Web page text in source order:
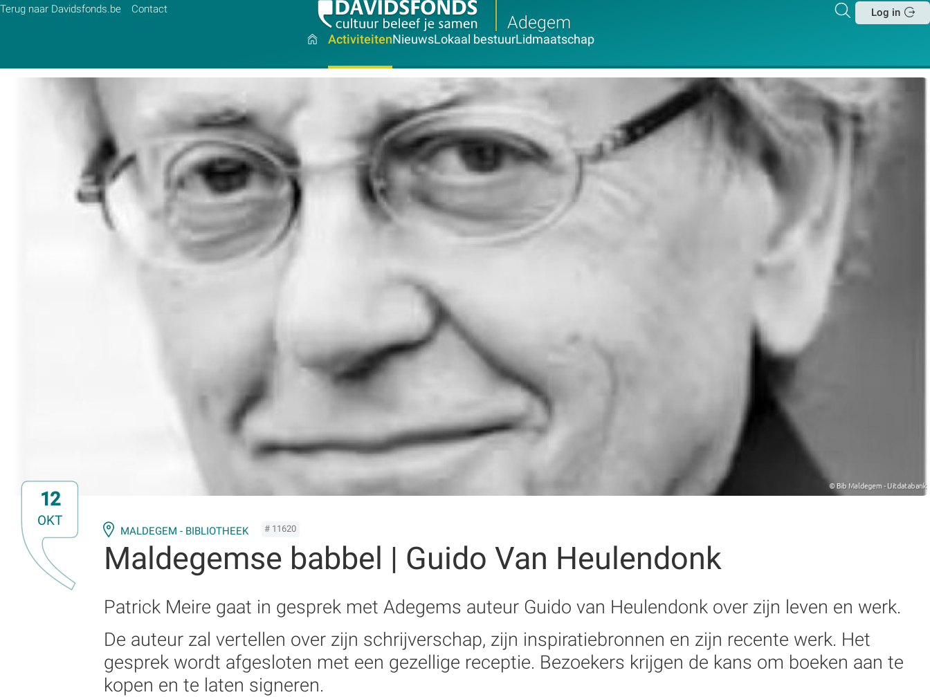
Terug naar Davidsfonds.be Contact
Adegem
Zoeken
Log in
ActiviteitenNieuwsLokaal bestuurLidmaatschap
12
OKT
MALDEGEM - BIBLIOTHEEK # 11620
Maldegemse babbel | Guido Van Heulendonk
Patrick Meire gaat in gesprek met Adegems auteur Guido van Heulendonk over zijn leven en werk.
De auteur zal vertellen over zijn schrijverschap, zijn inspiratiebronnen en zijn recente werk. Het
gesprek wordt afgesloten met een gezellige receptie. Bezoekers krijgen de kans om boeken aan te
kopen en te laten signeren.